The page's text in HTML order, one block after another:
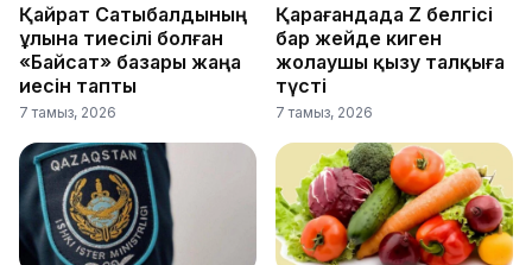
Қайрат Сатыбалдының
ұлына тиесілі болған
«Байсат» базары жаңа
иесін тапты
7 тамыз, 2026
Қарағандада Z белгісі
бар жейде киген
жолаушы қызу талқыға
түсті
7 тамыз, 2026